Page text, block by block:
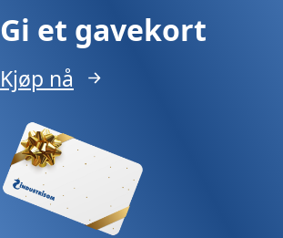
Gi et gavekort
Kjøp nå